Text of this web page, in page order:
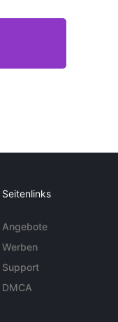
Seitenlinks
Angebote
Werben
Support
DMCA